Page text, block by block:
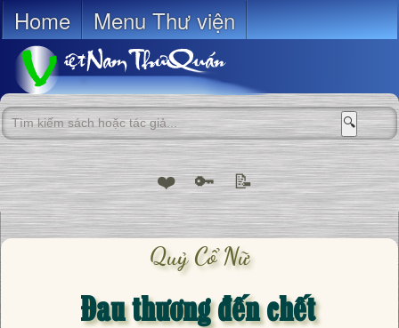
Home Menu Thư viện
🔍
❤️ 🔑 📝
Quỷ Cổ Nữ
Đau thương đến chết